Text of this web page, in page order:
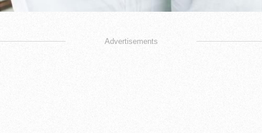
Advertisements